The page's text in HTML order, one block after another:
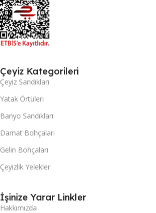
Çeyiz Kategorileri
Çeyiz Sandıkları
Yatak Örtüleri
Banyo Sandıkları
Damat Bohçaları
Gelin Bohçaları
Çeyizlik Yelekler
İşinize Yarar Linkler
Hakkımızda